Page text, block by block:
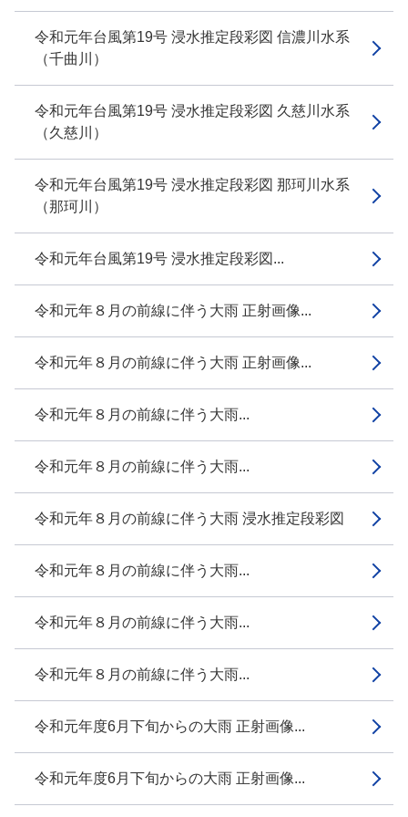
令和元年台風第19号 浸水推定段彩図 信濃川水系
（千曲川）
令和元年台風第19号 浸水推定段彩図 久慈川水系
（久慈川）
令和元年台風第19号 浸水推定段彩図 那珂川水系
（那珂川）
令和元年台風第19号 浸水推定段彩図...
令和元年８月の前線に伴う大雨 正射画像...
令和元年８月の前線に伴う大雨 正射画像...
令和元年８月の前線に伴う大雨...
令和元年８月の前線に伴う大雨...
令和元年８月の前線に伴う大雨 浸水推定段彩図
令和元年８月の前線に伴う大雨...
令和元年８月の前線に伴う大雨...
令和元年８月の前線に伴う大雨...
令和元年度6月下旬からの大雨 正射画像...
令和元年度6月下旬からの大雨 正射画像...